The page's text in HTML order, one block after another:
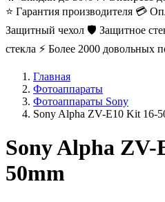
⭐ Гарантия производителя 💳
Защитный чехол 🛡️ Защитное
стекла ⚡ Более 2000 довольных
Главная
Фотоаппараты
Фотоаппараты Sony
Sony Alpha ZV-E10 Kit 16-
Sony Alpha ZV-
50mm